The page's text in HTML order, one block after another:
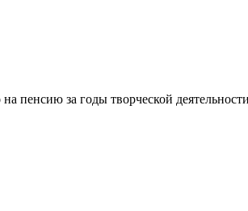
пенсию за годы творческой